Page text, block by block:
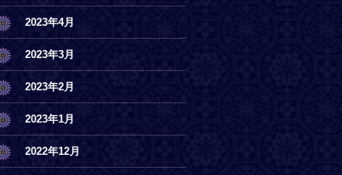
2023年4月
2023年3月
2023年2月
2023年1月
2022年12月